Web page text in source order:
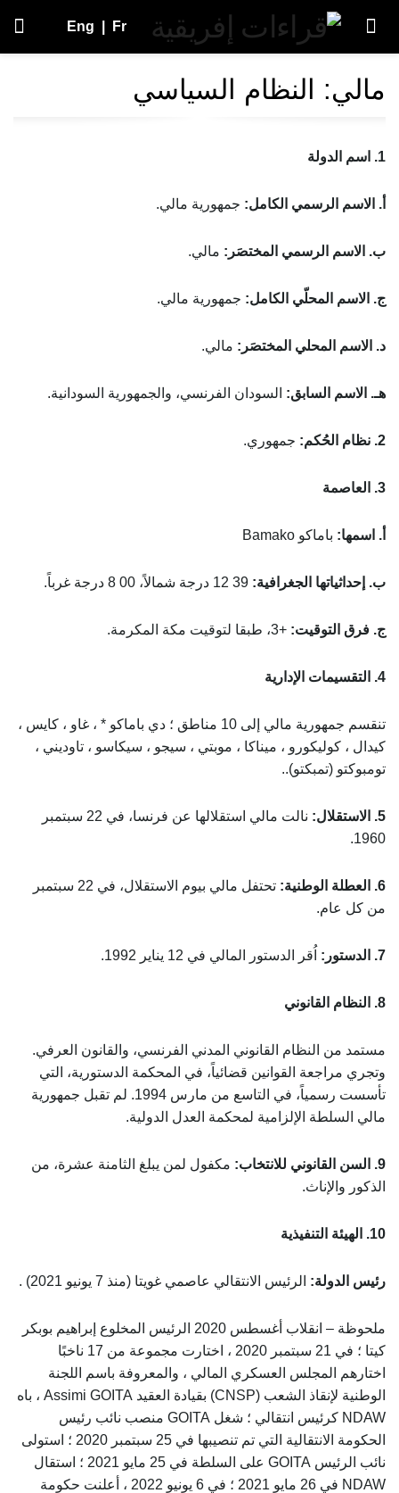
Eng Fr
مالي: النظام السياسي
1. اسم الدولة
أ. الاسم الرسمي الكامل: جمهورية مالي.
ب. الاسم الرسمي المختصَر: مالي.
ج. الاسم المحلّي الكامل: جمهورية مالي.
د. الاسم المحلي المختصَر: مالي.
هـ. الاسم السابق: السودان الفرنسي، والجمهورية السودانية.
2. نظام الحُكم: جمهوري.
3. العاصمة
أ. اسمها: باماكو Bamako
ب. إحداثياتها الجغرافية: 39 12 درجة شمالاً، 00 8 درجة غرباً.
ج. فرق التوقيت: +3، طبقا لتوقيت مكة المكرمة.
4. التقسيمات الإدارية
تنقسم جمهورية مالي إلى 10 مناطق ؛ دي باماكو * ، غاو ، كايس ،
كيدال ، كوليكورو ، ميناكا ، موبتي ، سيجو ، سيكاسو ، تاوديني ،
تومبوكتو (تمبكتو)..
5. الاستقلال:
نالت مالي استقلالها عن فرنسا، في 22 سبتمبر
1960.
6. العطلة الوطنية:
تحتفل مالي بيوم الاستقلال، في 22 سبتمبر
من كل عام.
7. الدستور: اُقر الدستور المالي في 12 يناير 1992.
8. النظام القانوني
مستمد من النظام القانوني المدني الفرنسي، والقانون العرفي.
وتجري مراجعة القوانين قضائياً، في المحكمة الدستورية، التي
تأسست رسمياً، في التاسع من مارس 1994. لم تقبل جمهورية
مالي السلطة الإلزامية لمحكمة العدل الدولية.
9. السن القانوني للانتخاب:
مكفول لمن يبلغ الثامنة عشرة، من
الذكور والإناث.
10. الهيئة التنفيذية
رئيس الدولة: الرئيس الانتقالي عاصمي غويتا (منذ 7 يونيو 2021) .
ملحوظة – انقلاب أغسطس 2020 الرئيس المخلوع إبراهيم بوبكر
كيتا ؛ في 21 سبتمبر 2020 ، اختارت مجموعة من 17 ناخبًا
اختارهم المجلس العسكري المالي ، والمعروفة باسم اللجنة
الوطنية لإنقاذ الشعب (CNSP) بقيادة العقيد Assimi GOITA ، باه
NDAW كرئيس انتقالي ؛ شغل GOITA منصب نائب رئيس
الحكومة الانتقالية التي تم تنصيبها في 25 سبتمبر 2020 ؛ استولى
نائب الرئيس GOITA على السلطة في 25 مايو 2021 ؛ استقال
NDAW في 26 مايو 2021 ؛ في 6 يونيو 2022 ، أعلنت حكومة